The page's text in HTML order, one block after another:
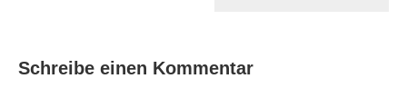
Schreibe einen Kommentar